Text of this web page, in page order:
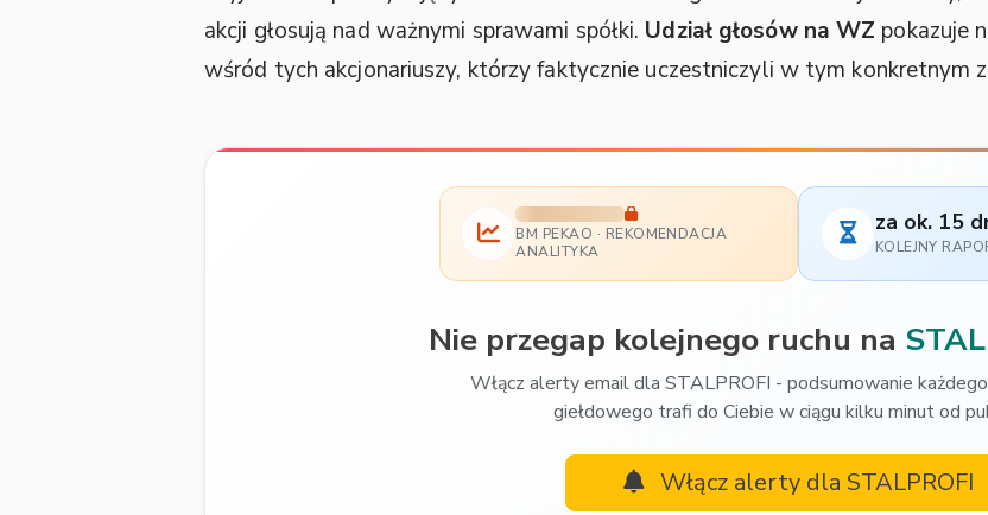
akcji głosują nad ważnymi sprawami spółki. Udział głosów na WZ pokazuje
wśród tych akcjonariuszy, którzy faktycznie uczestniczyli w tym konkretnym
BM PEKAO · REKOMENDACJA
ANALITYKA
za ok. 15
KOLEJNY
Nie przegap kolejnego ruchu na
Włącz alerty email dla STALPROFI - podsumowanie
giełdowego trafi do Ciebie w ciągu kilku minut od
Włącz alerty dla STALPROFI